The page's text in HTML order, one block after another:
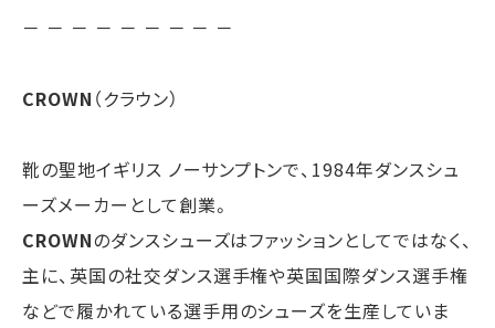
－ － － － － － － － －
CROWN （クラウン）
靴の聖地イギリス ノーサンプトンで、1984年ダンスシュ
ーズメーカーとして創業。
CROWNのダンスシューズはファッションとしてではなく、
主に、英国の社交ダンス選手権や英国国際ダンス選手権
などで履かれている選手用のシューズを生産していま